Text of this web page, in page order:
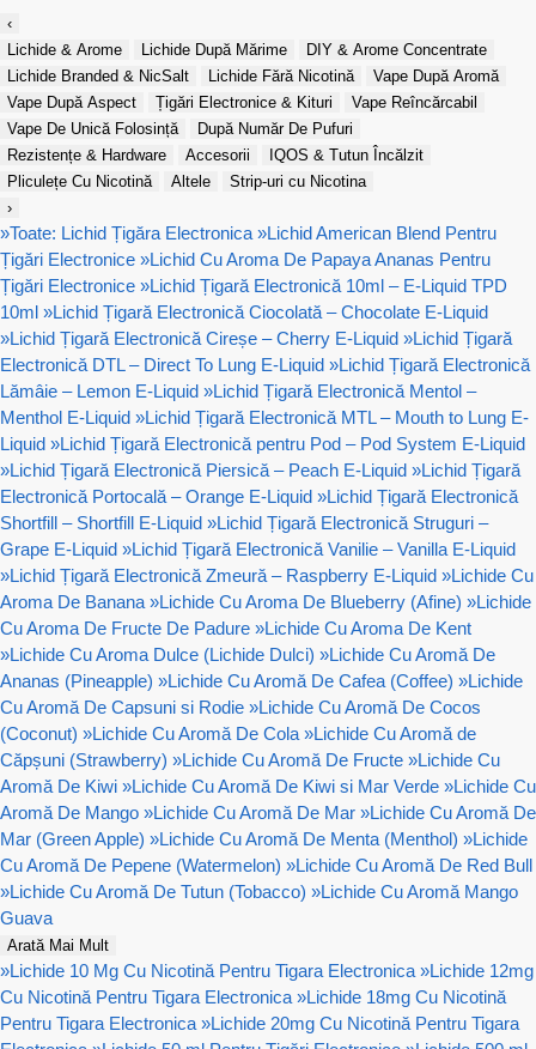
‹
Lichide & Arome
Lichide După Mărime
DIY & Arome Concentrate
Lichide Branded & NicSalt
Lichide Fără Nicotină
Vape După Aromă
Vape După Aspect
Țigări Electronice & Kituri
Vape Reîncărcabil
Vape De Unică Folosință
După Număr De Pufuri
Rezistențe & Hardware
Accesorii
IQOS & Tutun Încălzit
Pliculețe Cu Nicotină
Altele
Strip-uri cu Nicotina
›
»Toate: Lichid Țigăra Electronica »Lichid American Blend Pentru
Țigări Electronice »Lichid Cu Aroma De Papaya Ananas Pentru
Țigări Electronice »Lichid Țigară Electronică 10ml – E-Liquid TPD
10ml »Lichid Țigară Electronică Ciocolată – Chocolate E-Liquid
»Lichid Țigară Electronică Cireșe – Cherry E-Liquid »Lichid Țigară
Electronică DTL – Direct To Lung E-Liquid »Lichid Țigară Electronică
Lămâie – Lemon E-Liquid »Lichid Țigară Electronică Mentol –
Menthol E-Liquid »Lichid Țigară Electronică MTL – Mouth to Lung E-
Liquid »Lichid Țigară Electronică pentru Pod – Pod System E-Liquid
»Lichid Țigară Electronică Piersică – Peach E-Liquid »Lichid Țigară
Electronică Portocală – Orange E-Liquid »Lichid Țigară Electronică
Shortfill – Shortfill E-Liquid »Lichid Țigară Electronică Struguri –
Grape E-Liquid »Lichid Țigară Electronică Vanilie – Vanilla E-Liquid
»Lichid Țigară Electronică Zmeură – Raspberry E-Liquid »Lichide Cu
Aroma De Banana »Lichide Cu Aroma De Blueberry (Afine) »Lichide
Cu Aroma De Fructe De Padure »Lichide Cu Aroma De Kent
»Lichide Cu Aroma Dulce (Lichide Dulci) »Lichide Cu Aromă De
Ananas (Pineapple) »Lichide Cu Aromă De Cafea (Coffee) »Lichide
Cu Aromă De Capsuni si Rodie »Lichide Cu Aromă De Cocos
(Coconut) »Lichide Cu Aromă De Cola »Lichide Cu Aromă de
Căpșuni (Strawberry) »Lichide Cu Aromă De Fructe »Lichide Cu
Aromă De Kiwi »Lichide Cu Aromă De Kiwi si Mar Verde »Lichide Cu
Aromă De Mango »Lichide Cu Aromă De Mar »Lichide Cu Aromă De
Mar (Green Apple) »Lichide Cu Aromă De Menta (Menthol) »Lichide
Cu Aromă De Pepene (Watermelon) »Lichide Cu Aromă De Red Bull
»Lichide Cu Aromă De Tutun (Tobacco) »Lichide Cu Aromă Mango
Guava
Arată Mai Mult
»Lichide 10 Mg Cu Nicotină Pentru Tigara Electronica »Lichide 12mg
Cu Nicotină Pentru Tigara Electronica »Lichide 18mg Cu Nicotină
Pentru Tigara Electronica »Lichide 20mg Cu Nicotină Pentru Tigara